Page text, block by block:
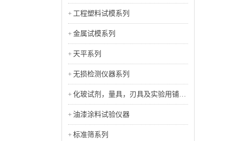
工程塑料试模系列
金属试模系列
天平系列
无损检测仪器系列
化玻试剂，量具，刃具及实验用铺助
工具类
油漆涂料试验仪器
标准筛系列